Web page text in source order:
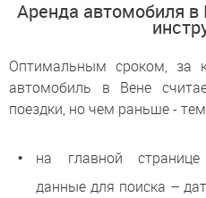
Аренда автомобиля в
Оптимальным сроком, за
автомобиль в Вене
поездки, но чем раньше -
на главной странице
данные для поиска –